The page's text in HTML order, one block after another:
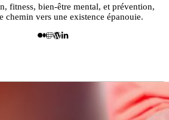
fitness, bien-être mental, et prévention,
chemin vers une existence épanouie.